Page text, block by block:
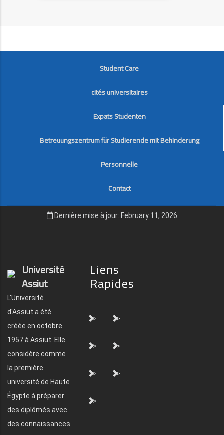
FOOTER
Student Care
cités universitaires
Expats Studenten
Betreuungszentrum für Studierende mit Behinderung
Personnelle
Contact
Dernière mise à jour: February 11, 2026
Université
Assiut
L'Université
d'Assiut a été
créée en octobre
1957 à Assiut. Elle
considère comme
la première
université de Haute
Égypte à préparer
des diplômés avec
des connaissances
Liens
Rapides
"> ">
"> ">
"> ">
">